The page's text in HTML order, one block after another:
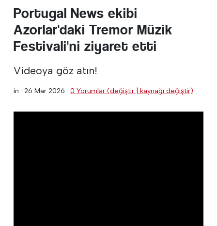
Portugal News ekibi
Azorlar'daki Tremor Müzik
Festivali'ni ziyaret etti
Videoya göz atın!
in · 26 Mar 2026 · 0 Yorumlar (değiştir | kaynağı değiştir)